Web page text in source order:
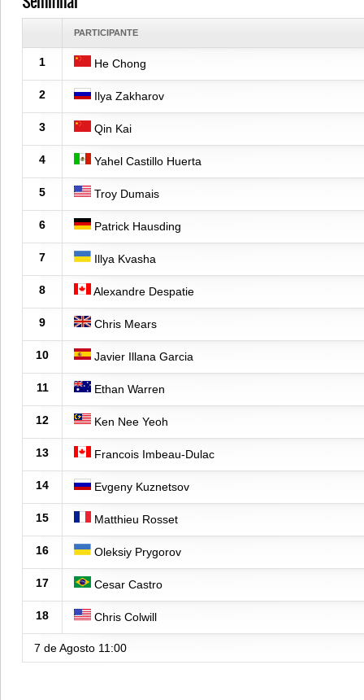
PARTICIPANTE
1 He Chong
2 Ilya Zakharov
3 Qin Kai
4 Yahel Castillo Huerta
5 Troy Dumais
6 Patrick Hausding
7 Illya Kvasha
8 Alexandre Despatie
9 Chris Mears
10 Javier Illana Garcia
11 Ethan Warren
12 Ken Nee Yeoh
13 Francois Imbeau-Dulac
14 Evgeny Kuznetsov
15 Matthieu Rosset
16 Oleksiy Prygorov
17 Cesar Castro
18 Chris Colwill
7 de Agosto 11:00